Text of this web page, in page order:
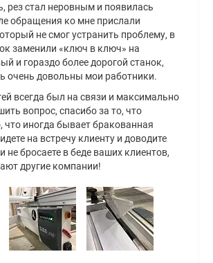
рез стал неровным и появилась
обращения ко мне прислали
не смог устранить проблему, в
заменили «ключ в ключ» на
и гораздо более дорогой станок,
очень довольны мои работники.
всегда был на связи и максимально
вопрос, спасибо за то, что
что иногда бывает бракованная
на встречу клиенту и доводите
не бросаете в беде ваших клиентов,
другие компании!